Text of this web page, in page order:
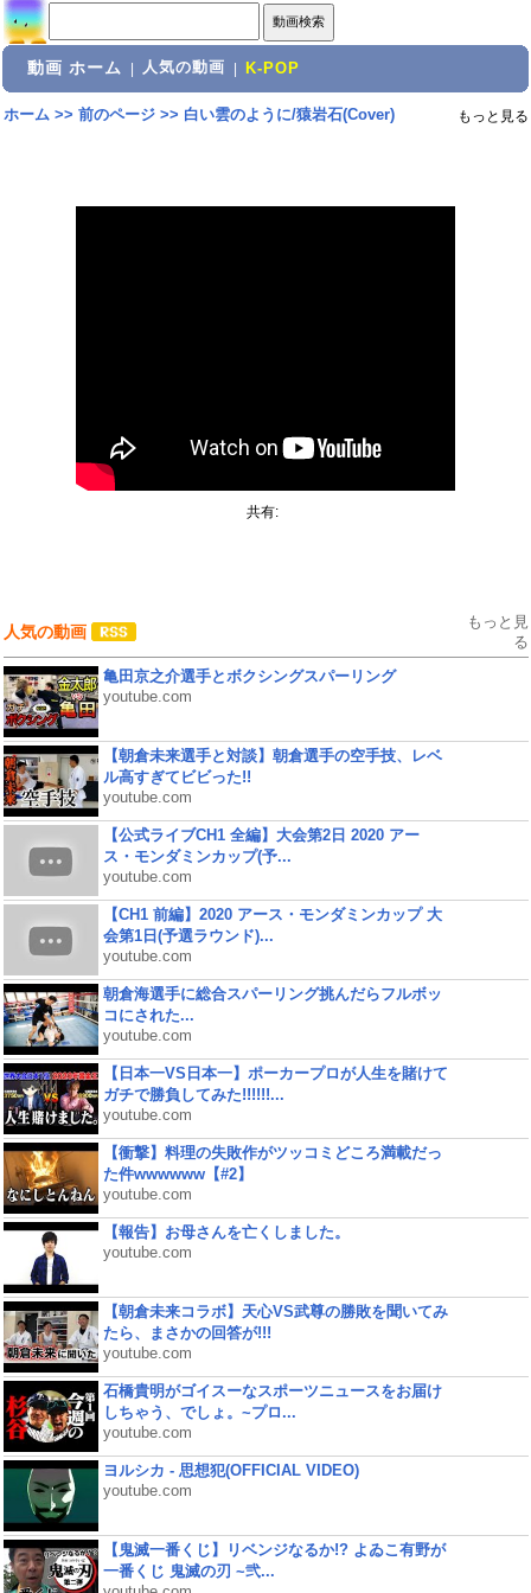
動画 ホーム 人気の動画 K-POP
ホーム>> 前のページ>> 白い雲のように/猿岩石(Cover) もっと見る
共有:
人気の動画
もっと見
る
亀田京之介選手とボクシングスパーリング
youtube.com
【朝倉未来選手と対談】朝倉選手の空手技、レベ
ル高すぎてビビった!!
youtube.com
【公式ライブCH1 全編】大会第2日 2020 アー
ス・モンダミンカップ(予...
youtube.com
【CH1 前編】2020 アース・モンダミンカップ 大
会第1日(予選ラウンド)...
youtube.com
朝倉海選手に総合スパーリング挑んだらフルボッ
コにされた...
youtube.com
【日本一VS日本一】ポーカープロが人生を賭けて
ガチで勝負してみた!!!!!!...
youtube.com
【衝撃】料理の失敗作がツッコミどころ満載だっ
た件wwwwww【#2】
youtube.com
【報告】お母さんを亡くしました。
youtube.com
【朝倉未来コラボ】天心VS武尊の勝敗を聞いてみ
たら、まさかの回答が!!!
youtube.com
石橋貴明がゴイスーなスポーツニュースをお届け
しちゃう、でしょ。~プロ...
youtube.com
ヨルシカ - 思想犯(OFFICIAL VIDEO)
youtube.com
【鬼滅一番くじ】リベンジなるか!? よゐこ有野が
一番くじ 鬼滅の刃 ~弐...